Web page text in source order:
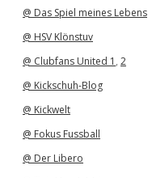
@ Das Spiel meines Lebens
@ HSV Klönstuv
@ Clubfans United 1 , 2
@ Kickschuh-Blog
@ Kickwelt
@ Fokus Fussball
@ Der Libero